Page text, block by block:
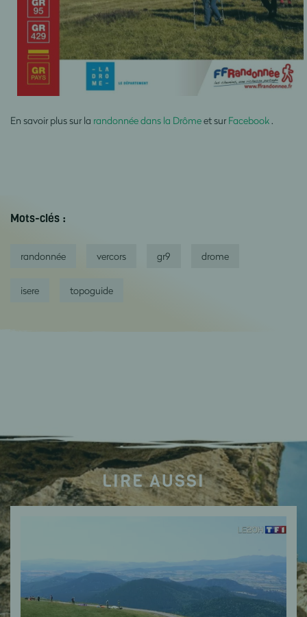
En savoir plus sur la randonnée dans la Drômeet sur Facebook .
Mots-clés :
randonnée vercors gr9 drome
isere topoguide
LIRE AUSSI